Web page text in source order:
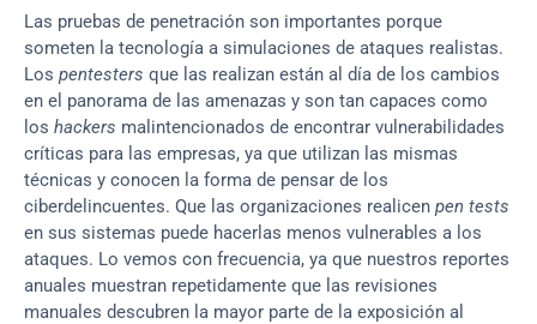
Las pruebas de penetración son importantes porque
someten la tecnología a simulaciones de ataques realistas.
Los pentesters que las realizan están al día de los cambios
en el panorama de las amenazas y son tan capaces como
los hackers malintencionados de encontrar vulnerabilidades
críticas para las empresas, ya que utilizan las mismas
técnicas y conocen la forma de pensar de los
ciberdelincuentes. Que las organizaciones realicen pen tests
en sus sistemas puede hacerlas menos vulnerables a los
ataques. Lo vemos con frecuencia, ya que nuestros reportes
anuales muestran repetidamente que las revisiones
manuales descubren la mayor parte de la exposición al